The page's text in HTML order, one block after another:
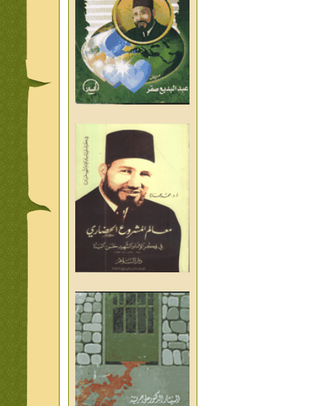
عبد العليم
قبسات رمضانية الشيخ عيسى
عبد العليم